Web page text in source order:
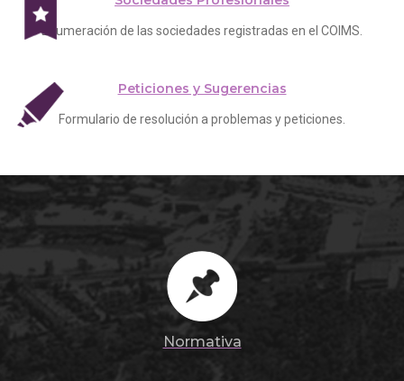
Enumeración de las sociedades registradas en el COIMS.
Peticiones y Sugerencias
Formulario de resolución a problemas y peticiones.
Normativa